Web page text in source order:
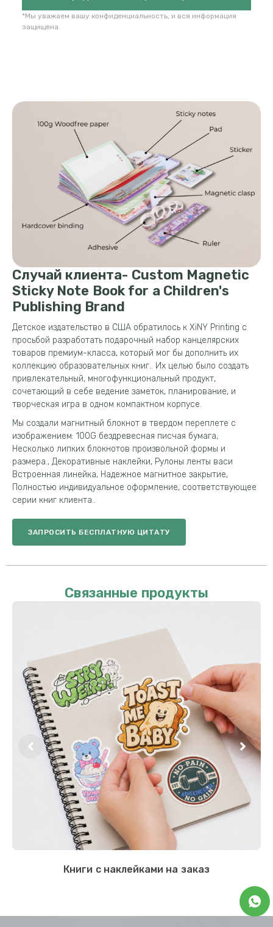
*Мы уважаем вашу конфиденциальность, и вся информация
защищена.
Случай клиента- Custom Magnetic
Sticky Note Book for a Children's
Publishing Brand
Детское издательство в США обратилось к XiNY Printing с
просьбой разработать подарочный набор канцелярских
товаров премиум-класса, который мог бы дополнить их
коллекцию образовательных книг.. Их целью было создать
привлекательный, многофункциональный продукт,
сочетающий в себе ведение заметок, планирование, и
творческая игра в одном компактном корпусе.
Мы создали магнитный блокнот в твердом переплете с
изображением: 100G бездревесная писчая бумага,
Несколько липких блокнотов произвольной формы и
размера., Декоративные наклейки, Рулоны ленты васи
Встроенная линейка, Надежное магнитное закрытие,
Полностью индивидуальное оформление, соответствующее
серии книг клиента..
ЗАПРОСИТЬ БЕСПЛАТНУЮ ЦИТАТУ
Связанные продукты
Книги с наклейками на заказ